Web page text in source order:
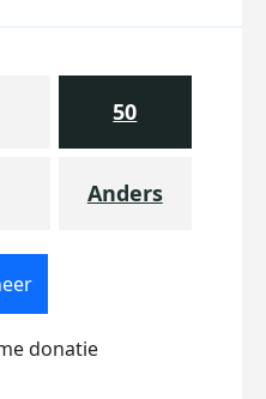
50
Anders
donatie